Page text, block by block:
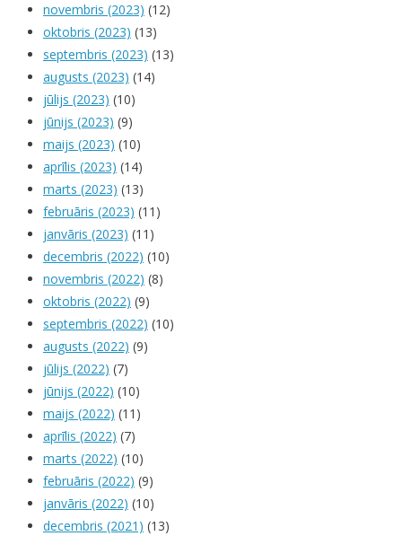
novembris (2023) (12)
oktobris (2023) (13)
septembris (2023) (13)
augusts (2023) (14)
jūlijs (2023) (10)
jūnijs (2023) (9)
maijs (2023) (10)
aprīlis (2023) (14)
marts (2023) (13)
februāris (2023) (11)
janvāris (2023) (11)
decembris (2022) (10)
novembris (2022) (8)
oktobris (2022) (9)
septembris (2022) (10)
augusts (2022) (9)
jūlijs (2022) (7)
jūnijs (2022) (10)
maijs (2022) (11)
aprīlis (2022) (7)
marts (2022) (10)
februāris (2022) (9)
janvāris (2022) (10)
decembris (2021) (13)